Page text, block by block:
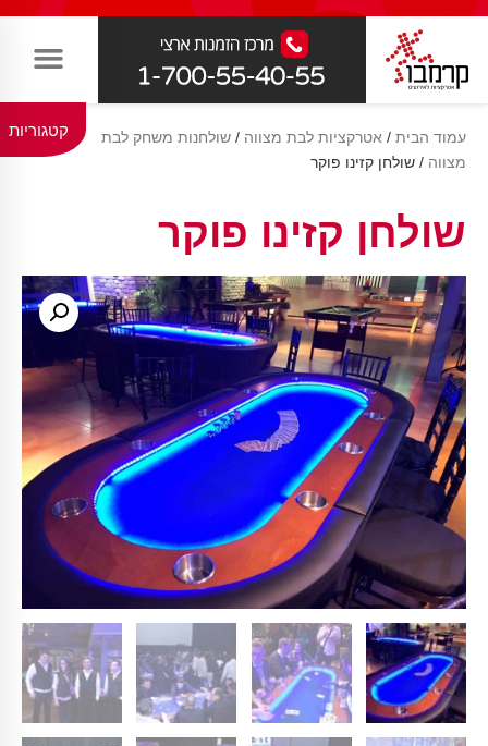
קטגוריות עמוד הבית / אטרקציות לבת מצווה / שולחנות משחק לבת
מצווה / שולחן קזינו פוקר
שולחן קזינו פוקר